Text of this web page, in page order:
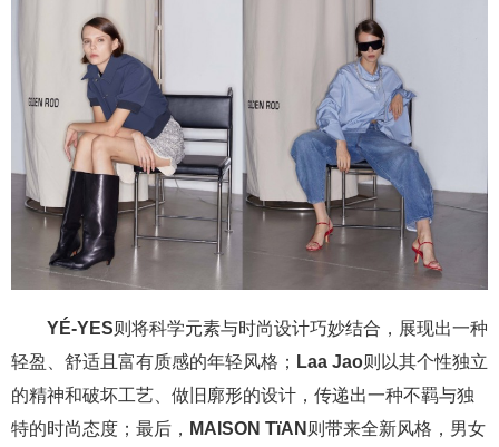
YÉ-YES则将科学元素与时尚设计巧妙结合，展现出一种
轻盈、舒适且富有质感的年轻风格； Laa Jao则以其个性独立
的精神和破坏工艺、做旧廓形的设计，传递出一种不羁与独
特的时尚态度；最后， MAISON TïAN 则带来全新风格，男女